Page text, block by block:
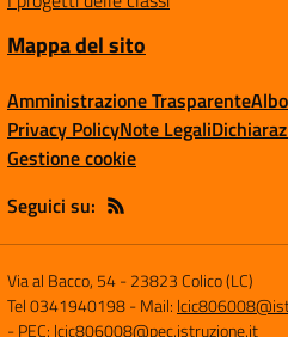
Mappa del sito
Amministrazione Trasparente
Privacy PolicyNote Legali
Gestione cookie
Seguici su:
Via al Bacco, 54-23823 Colico (LC)
Tel 0341940198- Mail:
- PEC: lcic806008@pec.istruzione.it